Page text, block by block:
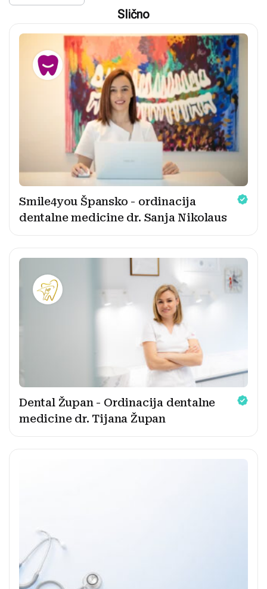
Slično
Smile4you Špansko - ordinacija
dentalne medicine dr. Sanja Nikolaus
Dental Župan - Ordinacija dentalne
medicine dr. Tijana Župan